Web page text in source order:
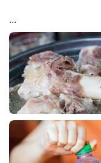
...